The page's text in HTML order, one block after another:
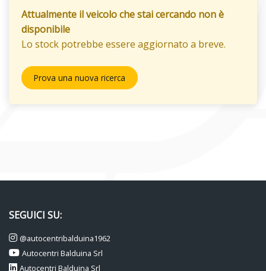
Attualmente il veicolo che stai cercando non è
disponibile
Lo stock potrebbe essere aggiornato a breve.
Prova una nuova ricerca
SEGUICI SU:
@autocentribalduina1962
Autocentri Balduina Srl
Autocentri Balduina Srl